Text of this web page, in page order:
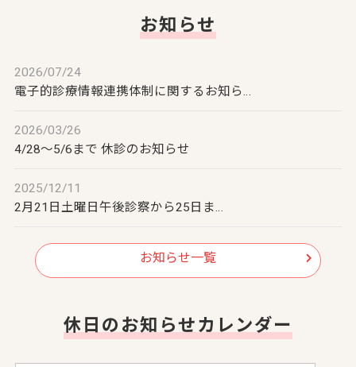
お知らせ
2026/07/24
電子的診療情報連携体制に関するお知ら…
2026/03/26
4/28～5/6まで 休診のお知らせ
2025/12/11
2月21日土曜日午後診察から25日ま…
お知らせ一覧
休日のお知らせカレンダー